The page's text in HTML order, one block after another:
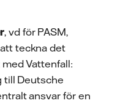
, vd för PASM,
teckna det
Vattenfall:
till Deutsche
ansvar för en